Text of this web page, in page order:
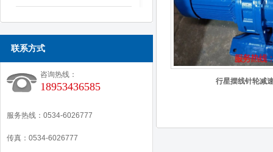
联系方式
咨询热线：
18953436585
服务热线：0534-6026777
传真：0534-6026777
行星摆线针轮减